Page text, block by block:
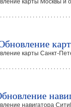
карты Москвы и
. . . . . . . . . . . . . . . . . . . . . .
карты Санкт-
. . . . . . . . . . . . . . . . . . . . . .
навигатора